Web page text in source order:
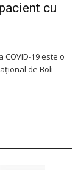
cu
19 este o
de Boli